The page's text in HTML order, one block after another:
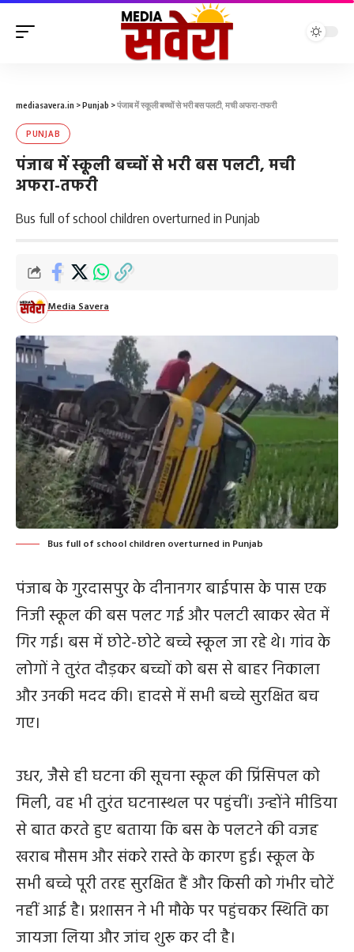
mediasavera.in >Punjab >पंजाब में स्कूली बच्चों से भरी बस पलटी, मची अफरा-तफरी
PUNJAB
पंजाब में स्कूली बच्चों से भरी बस पलटी, मची
अफरा-तफरी
Bus full of school children overturned in Punjab
Media Savera
Bus full of school children overturned in Punjab
पंजाब के गुरदासपुर के दीनानगर बाईपास के पास एक
निजी स्कूल की बस पलट गई और पलटी खाकर खेत में
गिर गई। बस में छोटे-छोटे बच्चे स्कूल जा रहे थे। गांव के
लोगों ने तुरंत दौड़कर बच्चों को बस से बाहर निकाला
और उनकी मदद की। हादसे में सभी बच्चे सुरक्षित बच
गए।
उधर, जैसे ही घटना की सूचना स्कूल की प्रिंसिपल को
मिली, वह भी तुरंत घटनास्थल पर पहुंचीं। उन्होंने मीडिया
से बात करते हुए बताया कि बस के पलटने की वजह
खराब मौसम और संकरे रास्ते के कारण हुई। स्कूल के
सभी बच्चे पूरी तरह सुरक्षित हैं और किसी को गंभीर चोटें
नहीं आई है। प्रशासन ने भी मौके पर पहुंचकर स्थिति का
जायजा लिया और जांच शुरू कर दी है।